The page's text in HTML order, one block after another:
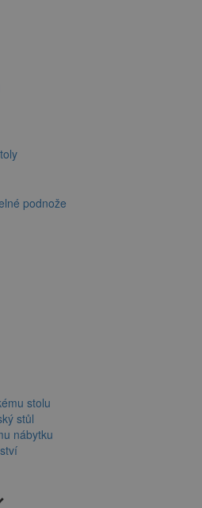
podnože
stolu
stůl
nábytku